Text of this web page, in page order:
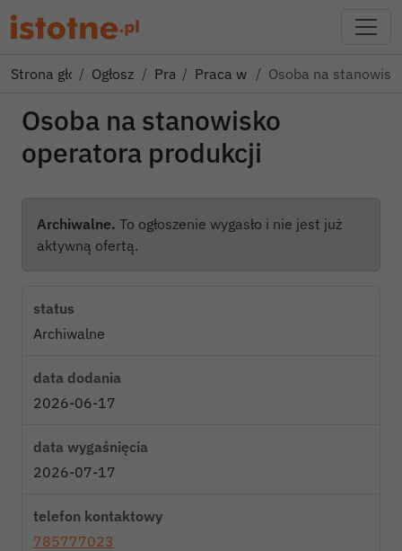
Strona głównaOgłoszeniaPraca Praca w krajuOsoba na
Osoba na stanowisko
operatora produkcji
Archiwalne. To ogłoszenie wygasło i nie jest już
aktywną ofertą.
status
Archiwalne
data dodania
2026-06-17
data wygaśnięcia
2026-07-17
telefon kontaktowy
785777023